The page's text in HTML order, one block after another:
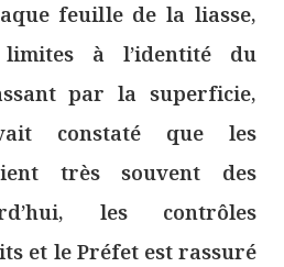
feuille de la liasse,
à l’identité du
par la superficie,
constaté que les
très souvent des
les contrôles
et le Préfet est rassuré